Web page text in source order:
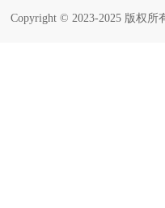
Copyright © 2023-2025 版权所